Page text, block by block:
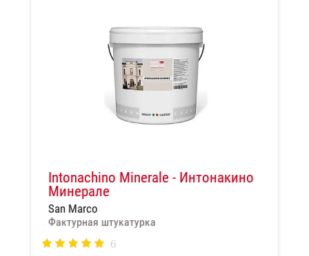
Intonachino Minerale - Интонакино
Минерале
San Marco
Фактурная штукатурка
6